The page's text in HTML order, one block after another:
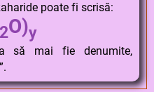
poate fi scrisă:
2O)y
să mai fie denumite,